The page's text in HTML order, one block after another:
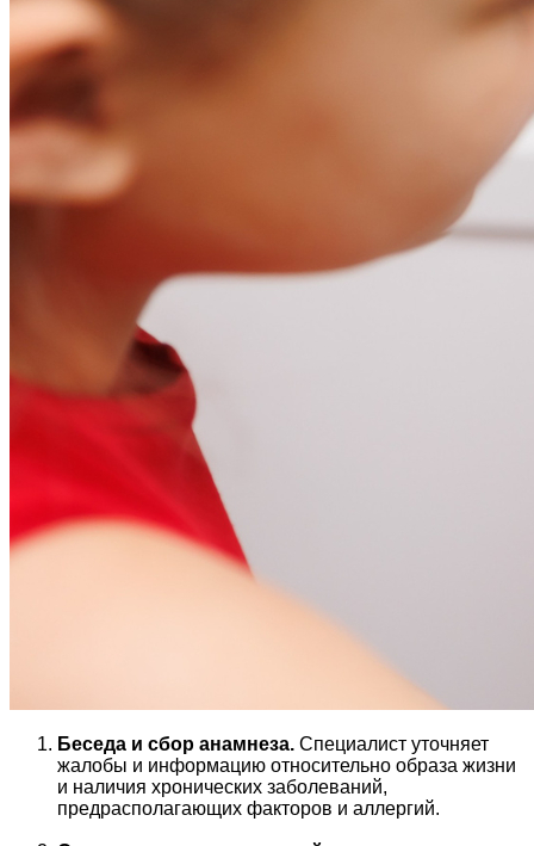
Беседа и сбор анамнеза. Специалист уточняет
жалобы и информацию относительно образа жизни
и наличия хронических заболеваний,
предрасполагающих факторов и аллергий.